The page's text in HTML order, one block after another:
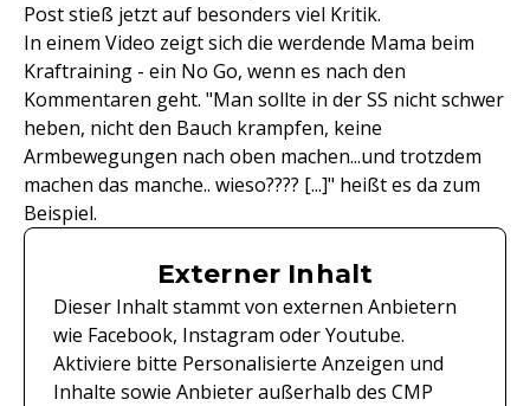
Post stieß jetzt auf besonders viel Kritik.
In einem Video zeigt sich die werdende Mama beim
Kraftraining - ein No Go, wenn es nach den
Kommentaren geht. "Man sollte in der SS nicht schwer
heben, nicht den Bauch krampfen, keine
Armbewegungen nach oben machen...und trotzdem
machen das manche.. wieso???? [...]" heißt es da zum
Beispiel.
Externer Inhalt
Dieser Inhalt stammt von externen Anbietern
wie Facebook, Instagram oder Youtube.
Aktiviere bitte Personalisierte Anzeigen und
Inhalte sowie Anbieter außerhalb des CMP